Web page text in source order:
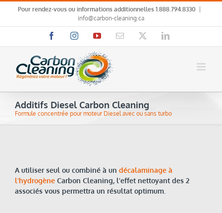
content
Pour rendez-vous ou informations additionnelles 1.888.794.8330
info@carbon-cleaning.ca
FacebookInstagramYouTubeEmail LinkedIn
Additifs Diesel Carbon Cleaning
Formule concentrée pour moteur Diesel avec ou sans turbo
A utiliser seul ou combiné à un décalaminage à
l’hydrogèneCarbon Cleaning, l’effet nettoyant des 2
associés vous permettra un résultat optimum.